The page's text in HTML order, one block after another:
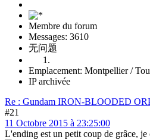
Membre du forum
Messages: 3610
无问题
Emplacement: Montpellier /
IP archivée
Re : Gundam IRON-BLOODED
#21
11 Octobre 2015 à 23:25:00
L'ending est un petit coup de grâce,